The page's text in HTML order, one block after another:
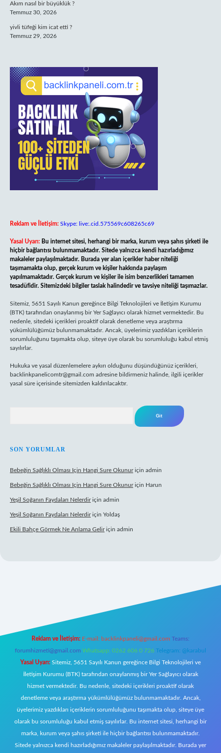
Akım nasıl bir büyüklük ?
Temmuz 30, 2026
yivli tüfeği kim icat etti ?
Temmuz 29, 2026
Reklam ve İletişim: Skype: live:.cid.575569c608265c69
Yasal Uyarı: Bu internet sitesi, herhangi bir marka, kurum veya şahıs şirketi ile
hiçbir bağlantısı bulunmamaktadır. Sitede yalnızca kendi hazırladığımız
makaleler paylaşılmaktadır. Burada yer alan içerikler haber niteliği
taşımamakta olup, gerçek kurum ve kişiler hakkında paylaşım
yapılmamaktadır. Gerçek kurum ve kişiler ile isim benzerlikleri tamamen
tesadüfidir. Sitemizdeki bilgiler taslak halindedir ve tavsiye niteliği taşımazlar.
Sitemiz, 5651 Sayılı Kanun gereğince Bilgi Teknolojileri ve İletişim Kurumu
(BTK) tarafından onaylanmış bir Yer Sağlayıcı olarak hizmet vermektedir. Bu
nedenle, sitedeki içerikleri proaktif olarak denetleme veya araştırma
yükümlülüğümüz bulunmamaktadır. Ancak, üyelerimiz yazdıkları içeriklerin
sorumluluğunu taşımakta olup, siteye üye olarak bu sorumluluğu kabul etmiş
sayılırlar.
Hukuka ve yasal düzenlemelere aykırı olduğunu düşündüğünüz içerikleri,
backlinkpanelicomtr@gmail.com adresine bildirmeniz halinde, ilgili içerikler
yasal süre içerisinde sitemizden kaldırılacaktır.
SON YORUMLAR
Bebeğin Sağlıklı Olması Için Hangi Sure Okunuriçin admin
Bebeğin Sağlıklı Olması Için Hangi Sure Okunuriçin Harun
Yeşil Soğanın Faydaları Nelerdiriçin admin
Yeşil Soğanın Faydaları Nelerdiriçin Yoldaş
Ekili Bahçe Görmek Ne Anlama Geliriçin admin
Reklam ve İletişim: E-mail: backlinkpaneli@gmail.com Teams:
forumhizmeti@gmail.com Whatsapp: 0262 606 0 726 Telegram: @karabul
Yasal Uyarı: Sitemiz, 5651 Sayılı Kanun gereğince Bilgi Teknolojileri ve
İletişim Kurumu (BTK) tarafından onaylanmış bir Yer Sağlayıcı olarak
hizmet vermektedir. Bu nedenle, sitedeki içerikleri proaktif olarak
denetleme veya araştırma yükümlülüğümüz bulunmamaktadır. Ancak,
üyelerimiz yazdıkları içeriklerin sorumluluğunu taşımakta olup, siteye üye
olarak bu sorumluluğu kabul etmiş sayılırlar. Bu internet sitesi, herhangi bir
marka, kurum veya şahıs şirketi ile hiçbir bağlantısı bulunmamaktadır.
Sitede yalnızca kendi hazırladığımız makaleler paylaşılmaktadır. Burada yer